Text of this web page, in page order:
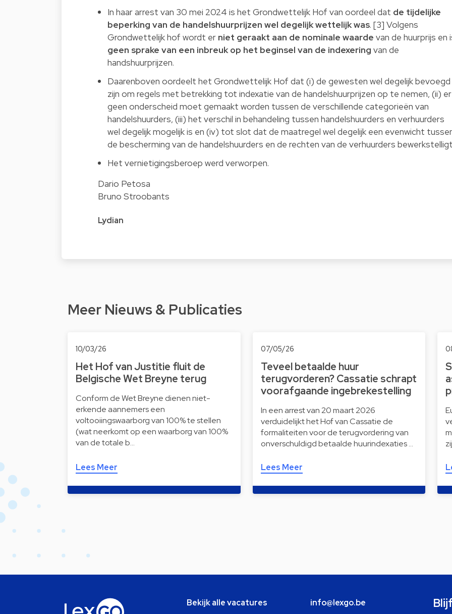
In haar arrest van 30 mei 2024 is het Grondwettelijk Hof van oordeel dat de tijdelijke
beperking van de handelshuurprijzen wel degelijk wettelijk was. [3] Volgens
Grondwettelijk hof wordt er niet geraakt aan de nominale waarde van de huurprijs en
geen sprake van een inbreuk op het beginsel van de indexering van de
handshuurprijzen.
Daarenboven oordeelt het Grondwettelijk Hof dat (i) de gewesten wel degelijk bevoegd
zijn om regels met betrekking tot indexatie van de handelshuurprijzen op te nemen, (ii) er
geen onderscheid moet gemaakt worden tussen de verschillende categorieën van
handelshuurders, (iii) het verschil in behandeling tussen handelshuurders en verhuurders
wel degelijk mogelijk is en (iv) tot slot dat de maatregel wel degelijk een evenwicht
de bescherming van de handelshuurders en de rechten van de verhuurders
Het vernietigingsberoep werd verworpen.
Dario Petosa
Bruno Stroobants
Lydian
Meer Nieuws & Publicaties
10/03/26
Het Hof van Justitie fluit de
Belgische Wet Breyne terug
Conform de Wet Breyne dienen niet-
erkende aannemers een
voltooiingswaarborg van 100% te stellen
(wat neerkomt op een waarborg van 100%
van de totale b…
Lees Meer
07/05/26
Teveel betaalde huur
terugvorderen? Cassatie schrapt
voorafgaande ingebrekestelling
In een arrest van 20 maart 2026
verduidelijkt het Hof van Cassatie de
formaliteiten voor de terugvordering van
onverschuldigd betaalde huurindexaties …
Lees Meer
Bekijk alle vacatures
info@lexgo.be